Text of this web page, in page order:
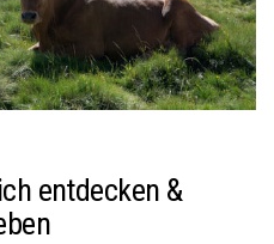
n
entdecken &